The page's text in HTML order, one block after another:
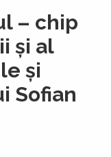
– chip
şi al
şi
Sofian